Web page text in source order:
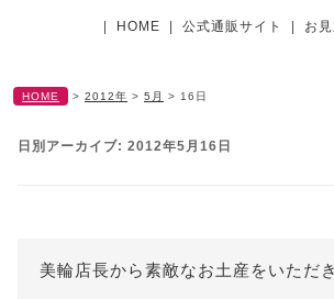
HOME 公式通販サイト お
HOME > 2012年 > 5月 > 16日
日別アーカイブ: 2012年5月16日
美輪店長から素敵なお土産をいただ